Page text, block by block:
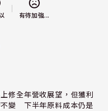
有待加強...
修全年營收展望，但獲利
變 下半年原料成本仍是